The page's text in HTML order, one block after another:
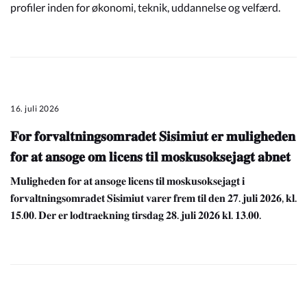
profiler inden for økonomi, teknik, uddannelse og velfærd.
16. juli 2026
𝐅𝐨𝐫 𝐟𝐨𝐫𝐯𝐚𝐥𝐭𝐧𝐢𝐧𝐠𝐬𝐨𝐦𝐫𝐚𝐝𝐞𝐭 𝐒𝐢𝐬𝐢𝐦𝐢𝐮𝐭 𝐞𝐫 𝐦𝐮𝐥𝐢𝐠𝐡𝐞𝐝𝐞𝐧
𝐟𝐨𝐫 𝐚𝐭 𝐚𝐧𝐬𝐨𝐠𝐞 𝐨𝐦 𝐥𝐢𝐜𝐞𝐧𝐬 𝐭𝐢𝐥 𝐦𝐨𝐬𝐤𝐮𝐬𝐨𝐤𝐬𝐞𝐣𝐚𝐠𝐭 𝐚𝐛𝐧𝐞𝐭
𝐌𝐮𝐥𝐢𝐠𝐡𝐞𝐝𝐞𝐧 𝐟𝐨𝐫 𝐚𝐭 𝐚𝐧𝐬𝐨𝐠𝐞 𝐥𝐢𝐜𝐞𝐧𝐬 𝐭𝐢𝐥 𝐦𝐨𝐬𝐤𝐮𝐬𝐨𝐤𝐬𝐞𝐣𝐚𝐠𝐭 𝐢
𝐟𝐨𝐫𝐯𝐚𝐥𝐭𝐧𝐢𝐧𝐠𝐬𝐨𝐦𝐫𝐚𝐝𝐞𝐭 𝐒𝐢𝐬𝐢𝐦𝐢𝐮𝐭 𝐯𝐚𝐫𝐞𝐫 𝐟𝐫𝐞𝐦 𝐭𝐢𝐥 𝐝𝐞𝐧 𝟐𝟕. 𝐣𝐮𝐥𝐢 𝟐𝟎𝟐𝟔, 𝐤𝐥.
𝟏𝟓.𝟎𝟎. 𝐃𝐞𝐫 𝐞𝐫 𝐥𝐨𝐝𝐭𝐫𝐚𝐞𝐤𝐧𝐢𝐧𝐠 𝐭𝐢𝐫𝐬𝐝𝐚𝐠 𝟐𝟖. 𝐣𝐮𝐥𝐢 𝟐𝟎𝟐𝟔 𝐤𝐥. 𝟏𝟑.𝟎𝟎.